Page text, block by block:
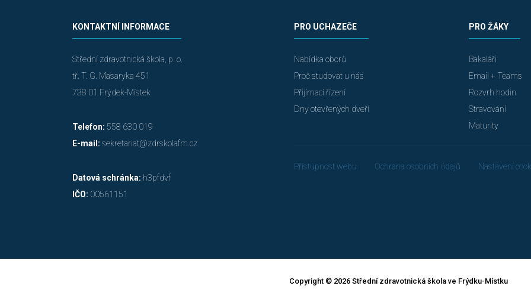
KONTAKTNÍ INFORMACE
Střední zdravotnická škola, p. o.
tř. T. G. Masaryka 451
738 01 Frýdek-Místek
Telefon: 558 630 019
E-mail: sekretariat@zdrskolafm.cz
Datová schránka: h3pfdvf
IČO: 00561151
PRO UCHAZEČE
Nabídka oborů
Proč studovat u nás
Přijímací řízení
Dny otevřených dveří
PRO ŽÁKY
Bakaláři
Email + Teams
Rozvrh hodin
Stravování
Maturity
Přístupnost webu Ochrana osobních údajů Nastavení
Copyright © 2026 Střední zdravotnická škola ve Frýdku-Místku